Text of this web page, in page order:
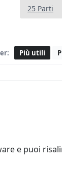
25 Parti
Più utili
e puoi